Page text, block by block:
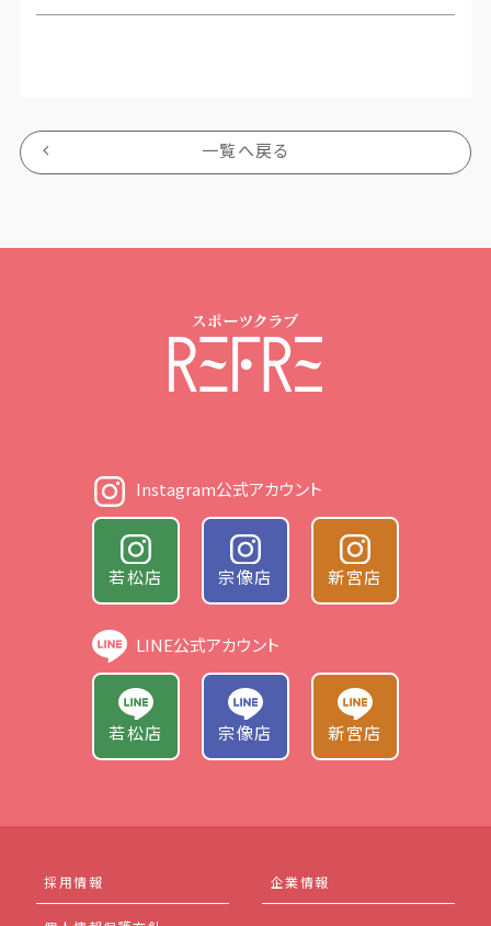
一覧へ戻る
Instagram公式アカウント
若松店 宗像店 新宮店
LINE公式アカウント
若松店 宗像店 新宮店
採用情報 企業情報